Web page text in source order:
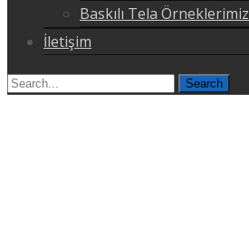
Baskılı Tela Örneklerimiz
İletişim
Search